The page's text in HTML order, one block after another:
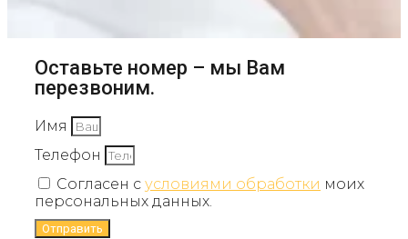
Оставьте номер – мы Вам
перезвоним.
Имя
Телефон
Согласен с условиями обработки моих
персональных данных.
Отправить